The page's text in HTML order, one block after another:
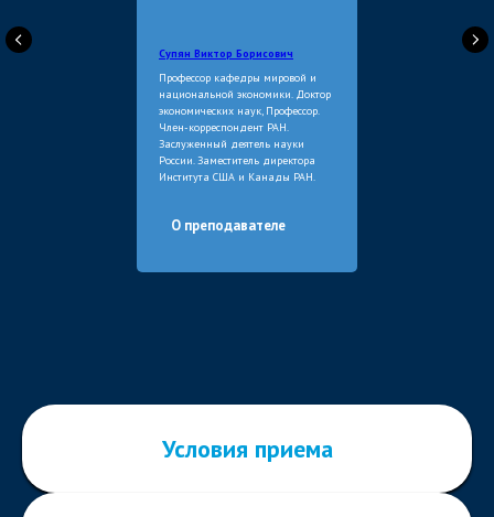
Супян Виктор Борисович
Профессор кафедры мировой и
национальной экономики. Доктор
экономических наук, Профессор.
Член-корреспондент РАН.
Заслуженный деятель науки
России. Заместитель директора
Института США и Канады РАН.
О преподавателе
Условия приема
Ответственный секретарь приемной
комиссии в магистратуру
Журина Александра Владимировна